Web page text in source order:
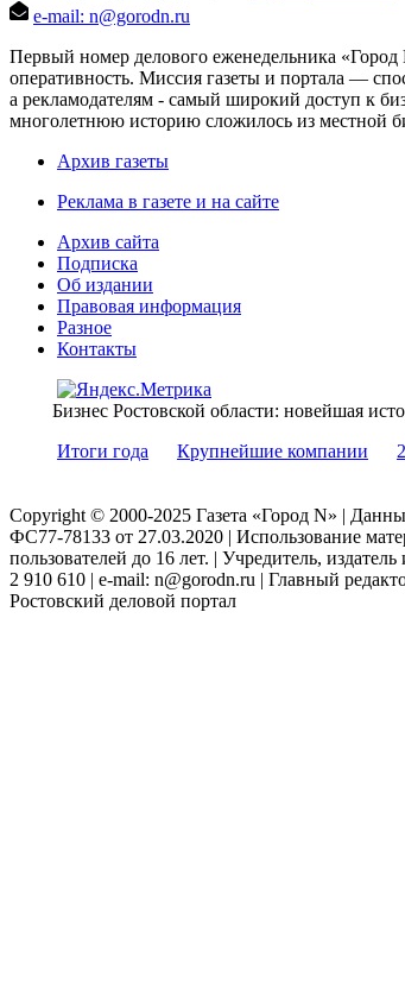
e-mail: n@gorodn.ru
Первый номер делового еженедельника
оперативность. Миссия газеты и портала —
а рекламодателям - самый широкий доступ к
многолетнюю историю сложилось из местной
Архив газеты
Реклама в газете и на сайте
Архив сайта
Подписка
Об издании
Правовая информация
Разное
Контакты
Бизнес Ростовской области: новейшая
Итоги года
Крупнейшие компании
Copyright © 2000-2025 Газета «Город N» |
ФС77-78133 от 27.03.2020 | Использование
пользователей до 16 лет. | Учредитель,
2 910 610 | e-mail: n@gorodn.ru | Главный
Ростовский деловой портал